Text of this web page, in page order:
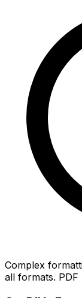
Complex
all formats.